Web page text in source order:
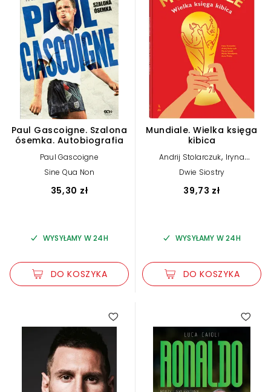
Paul Gascoigne. Szalona
ósemka. Autobiografia
Paul Gascoigne
Sine Qua Non
35,30 zł
WYSYŁAMY W 24H
DO KOSZYKA
Mundiale. Wielka księga
kibica
Andrij Stolarczuk, Iryna
Taranenko
Marija Worobjowa
Dwie Siostry
39,73 zł
WYSYŁAMY W 24H
DO KOSZYKA